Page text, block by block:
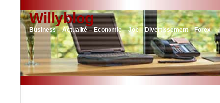
Willyblog
Business – Actualité – Economie – Job – Divertissement – Forex